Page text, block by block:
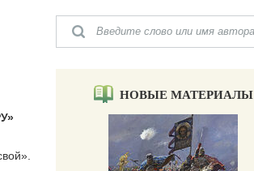
НОВЫЕ МАТЕРИАЛЫ